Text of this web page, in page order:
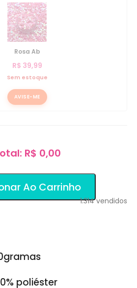
Rosa Ab
R$ 39,99
Sem estoque
AVISE-ME
R$ 0,00
Ao Carrinho
1.314vendidos
poliéster